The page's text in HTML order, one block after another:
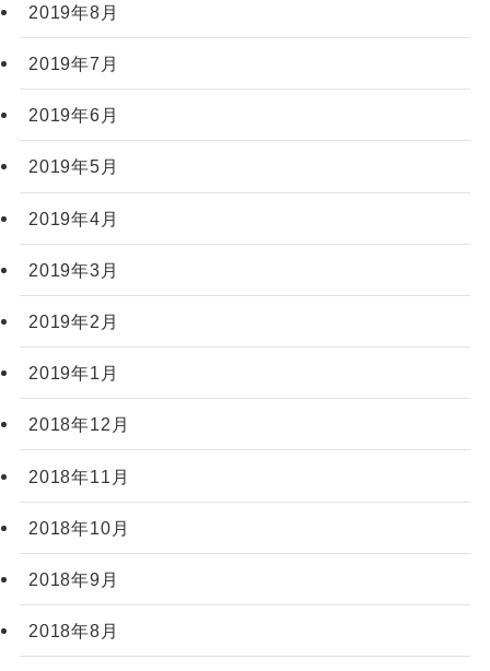
2019年8月
2019年7月
2019年6月
2019年5月
2019年4月
2019年3月
2019年2月
2019年1月
2018年12月
2018年11月
2018年10月
2018年9月
2018年8月